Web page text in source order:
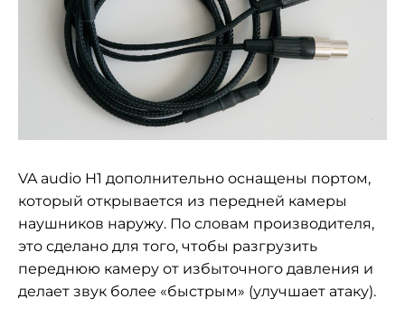
VA audio H1 дополнительно оснащены портом,
который открывается из передней камеры
наушников наружу. По словам производителя,
это сделано для того, чтобы разгрузить
переднюю камеру от избыточного давления и
делает звук более «быстрым» (улучшает атаку).